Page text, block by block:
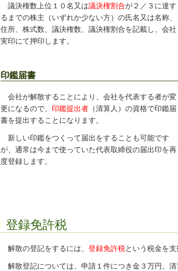
議決権数上位１０名又は議決権割合が２／３に達す
るまでの株主（いずれか少ない方）の氏名又は名称、
住所、株式数、議決権数、議決権割合を記載し、会社
実印にて押印します。
印鑑届書
会社が解散することにより、会社を代表する者が変
更になるので、 印鑑提出者 （清算人）の資格で印鑑届
書を提出することになります。
新しい印鑑をつくって届出をすることも可能です
が、通常は今まで使っていた代表取締役の届出印を再
度登録します。
登録免許税
解散の登記をするには、 登録免許税という税金を支
解散登記については、申請１件につき金３万円。